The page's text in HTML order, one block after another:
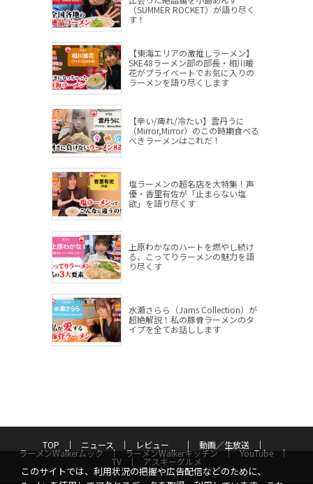
（SUMMER ROCKET）が語り尽く
す！
【東海エリアの激推しラーメン】
SKE48ラーメン部の部長・相川暖
花がプライベートでお気に入りの
ラーメンを語り尽くします
【辛い/痺れ/冷たい】雲丹うに
（Mirror,Mirror）のこの時期食べる
べきラーメンはこれだ！
塩ラーメンの超名店を大特集！声
優・香里有佐が「止まらない塩
欲」を語り尽くす
上原わかなのハートを燃やし続け
る、こってりラーメンの魅力を語
り尽くす
水瀬さらら（Jams Collection）が
超絶解説！私の豚骨ラーメンのタ
イプを全てお話しします
TOP ニュース レビュー 動画／生放送
ラーメンWalkerムック ラーメンWalkerキッチン YouTube
TV アスキーグルメ
このサイトでは、利用状況の把握や広告配信などのために、